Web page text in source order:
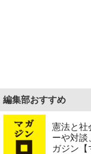
編集部おすすめ
憲法と社
ーや対談
ガジン【